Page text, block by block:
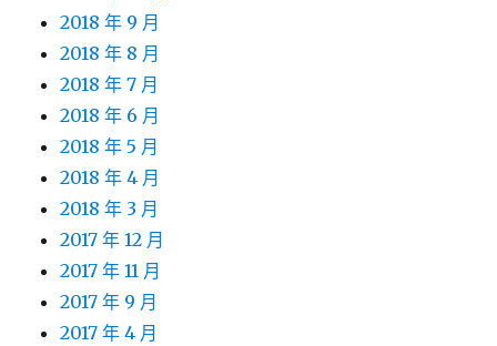
2018 年 9 月
2018 年 8 月
2018 年 7 月
2018 年 6 月
2018 年 5 月
2018 年 4 月
2018 年 3 月
2017 年 12 月
2017 年 11 月
2017 年 9 月
2017 年 4 月